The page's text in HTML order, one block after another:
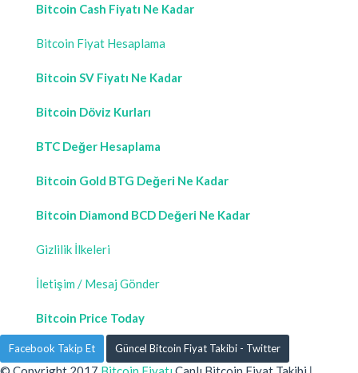
Bitcoin Cash Fiyatı Ne Kadar
Bitcoin Fiyat Hesaplama
Bitcoin SV Fiyatı Ne Kadar
Bitcoin Döviz Kurları
BTC Değer Hesaplama
Bitcoin Gold BTG Değeri Ne Kadar
Bitcoin Diamond BCD Değeri Ne Kadar
Gizlilik İlkeleri
İletişim / Mesaj Gönder
Bitcoin Price Today
Facebook Takip Et Güncel Bitcoin Fiyat Takibi - Twitter